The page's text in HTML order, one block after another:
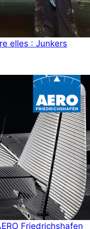
elles : Junkers
Friedrichshafen